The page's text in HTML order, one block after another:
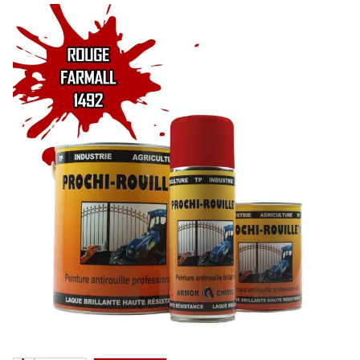
Amortisseur caoutchouc
Support de disque
Boulonnerie et accessoire
Décompacteur, sous soleur
Pointe, soc
Lame
Contre-lame
Support de pointe
Boulonnerie, goupille
Type MICHEL
Labour, charrue
Contre sep et nez
Versoir de rasette
Coutre, aileron